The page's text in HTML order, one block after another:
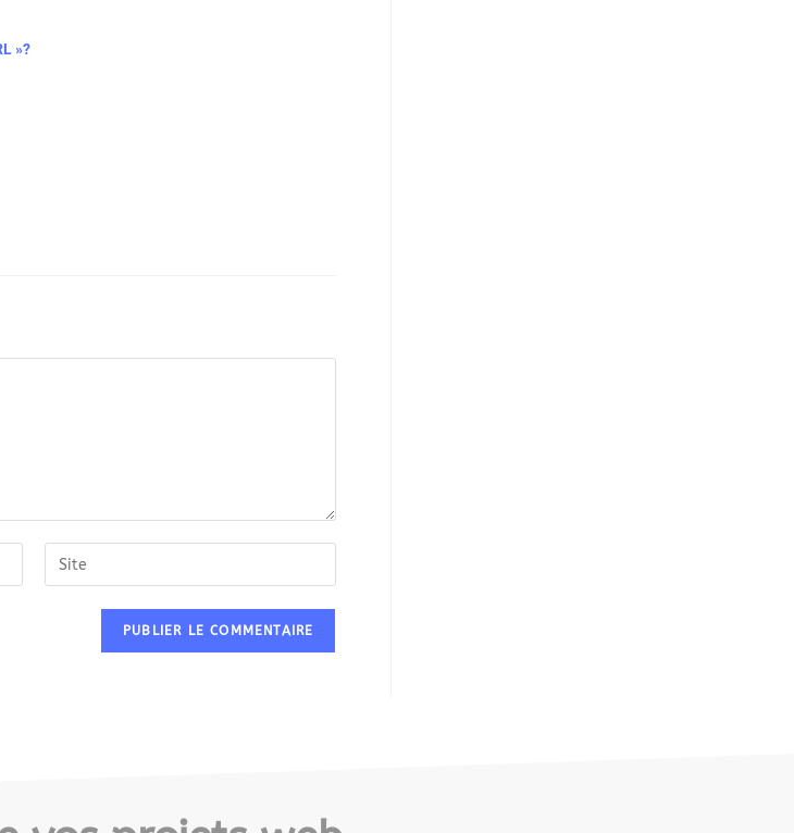
»?